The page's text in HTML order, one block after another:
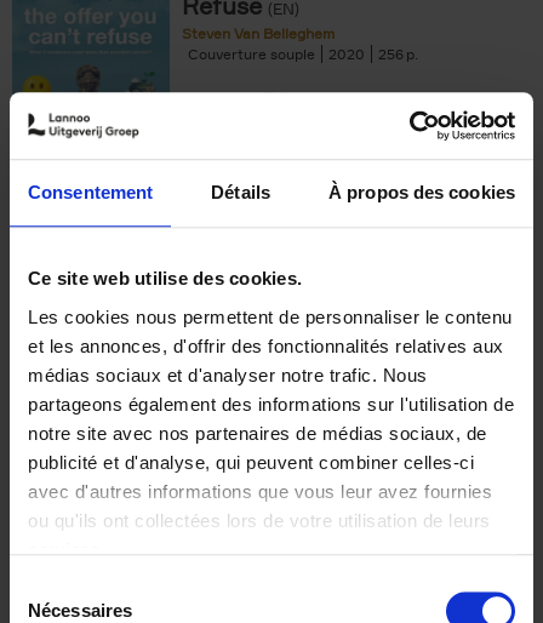
Consentement Détails À propos des cookies
Ce site web utilise des cookies.
Les cookies nous permettent de personnaliser le contenu
et les annonces, d'offrir des fonctionnalités relatives aux
médias sociaux et d'analyser notre trafic. Nous
partageons également des informations sur l'utilisation de
notre site avec nos partenaires de médias sociaux, de
publicité et d'analyse, qui peuvent combiner celles-ci
avec d'autres informations que vous leur avez fournies
ou qu'ils ont collectées lors de votre utilisation de leurs
Nécessaires
(EN)
Steven Van Belleghem
Couverture souple
2020 256
€37,50
Building Bonds = Building
Business
Jochen Roef Jozefien De Feyter
Carolien Boom
Couverture souple
2025 200
€29,99